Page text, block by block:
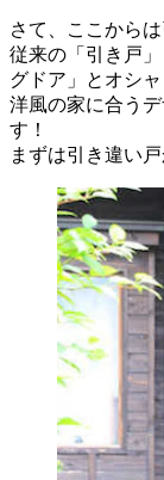
さて、ここから
従来の「引き戸
グドア」とオシ
洋風の家に合う
す！
まずは引き違い戸